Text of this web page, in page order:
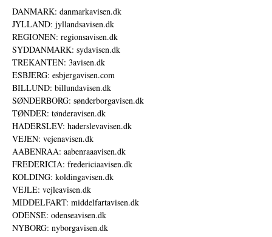
DANMARK: danmarkavisen.dk
JYLLAND: jyllandsavisen.dk
REGIONEN: regionsavisen.dk
SYDDANMARK: sydavisen.dk
TREKANTEN: 3avisen.dk
ESBJERG: esbjergavisen.com
BILLUND: billundavisen.dk
SØNDERBORG: sønderborgavisen.dk
TØNDER: tønderavisen.dk
HADERSLEV: haderslevavisen.dk
VEJEN: vejenavisen.dk
AABENRAA: aabenraaavisen.dk
FREDERICIA: fredericiaavisen.dk
KOLDING: koldingavisen.dk
VEJLE: vejleavisen.dk
MIDDELFART: middelfartavisen.dk
ODENSE: odenseavisen.dk
NYBORG: nyborgavisen.dk